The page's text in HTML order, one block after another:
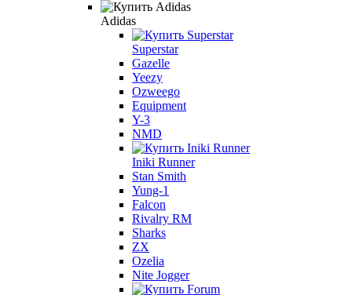
Adidas
Superstar
Gazelle
Yeezy
Ozweego
Equipment
Y-3
NMD
Iniki Runner
Stan Smith
Yung-1
Falcon
Rivalry RM
Sharks
ZX
Ozelia
Nite Jogger